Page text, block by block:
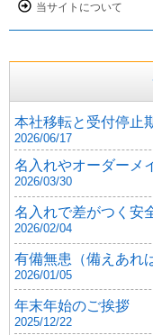
当サイトについて
本社移転と受付停止
2026/06/17
名入れやオーダーメ
2026/03/30
名入れで差がつく安
2026/02/04
有備無患（備えあれ
2026/01/05
年末年始のご挨拶
2025/12/22